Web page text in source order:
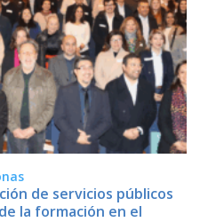
de servicios públicos
la formación en el